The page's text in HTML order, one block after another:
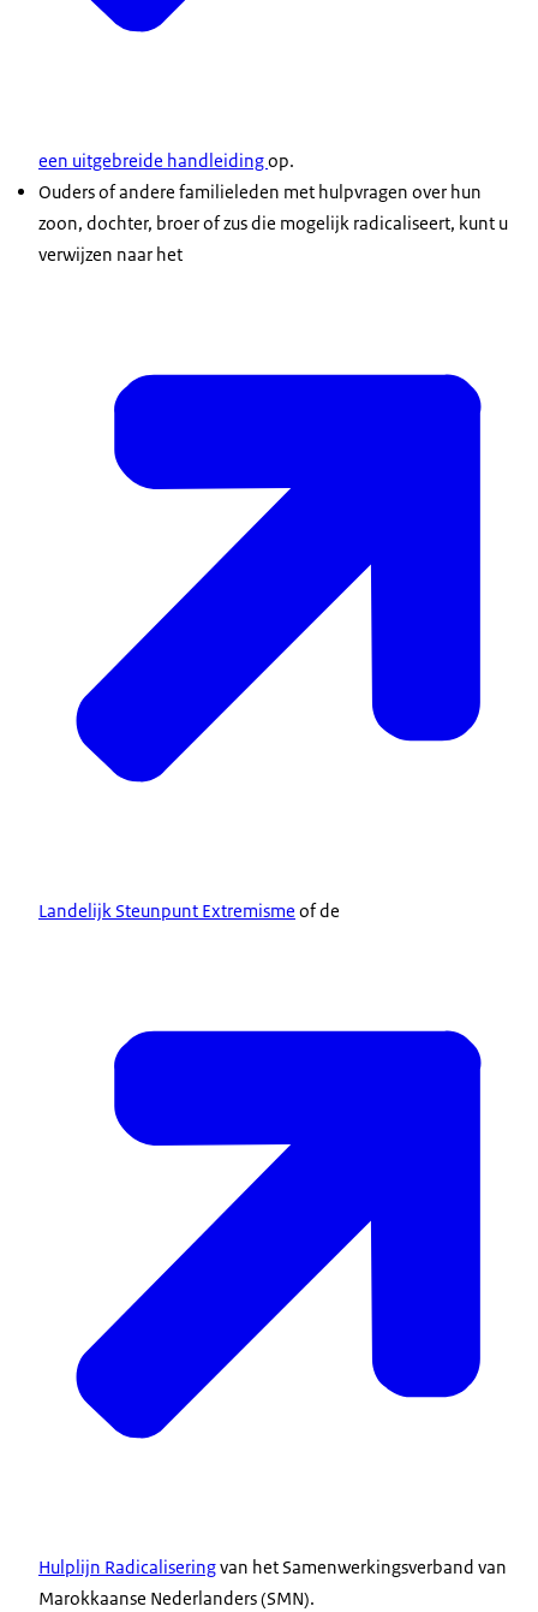
een uitgebreide handleidingop.
Ouders of andere familieleden met hulpvragen over hun
zoon, dochter, broer of zus die mogelijk radicaliseert, kunt u
verwijzen naar het
Landelijk Steunpunt Extremisme of de
Hulplijn Radicaliseringvan het Samenwerkingsverband van
Marokkaanse Nederlanders (SMN).